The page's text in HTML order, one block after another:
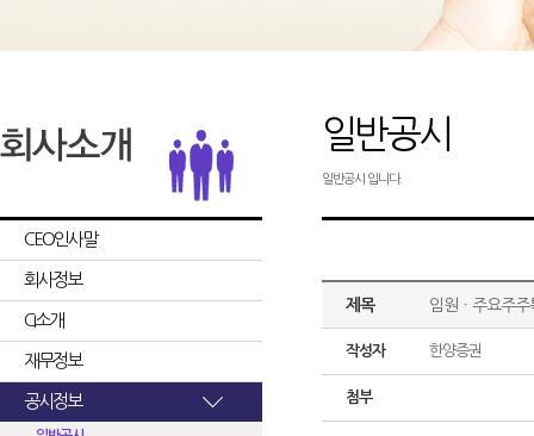
CEO인사말
회사정보
CI소개
재무정보
공시정보
일반공시
일반공시 입니다.
제목 임원ㆍ주요주
작성자 한양증권
첨부